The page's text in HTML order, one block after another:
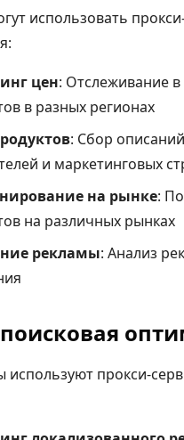
использовать
цен: Отслеживание
в разных регионах
: Сбор
и маркетинговых
на рынке:
на различных рынках
рекламы: Анализ
поисковая
используют прокси-